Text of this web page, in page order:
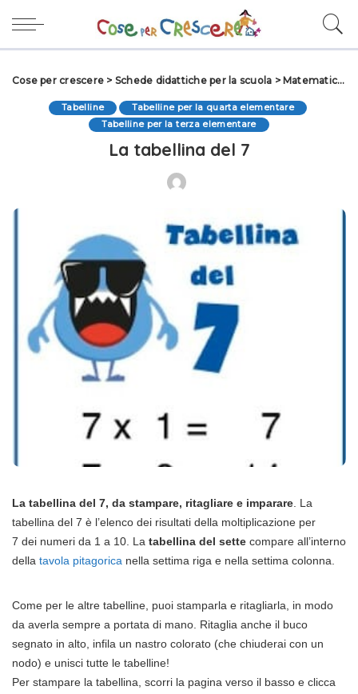
Cose per crescere > Schede didattiche per la scuola > Matematica scuola primaria
Tabelline
Tabelline per la quarta elementare
Tabelline per la terza elementare
La tabellina del 7
La tabellina del 7, da stampare, ritagliare e imparare . La
tabellina del 7 è l’elenco dei risultati della moltiplicazione per
7 dei numeri da 1 a 10. La tabellina del sette compare all’interno
della tavola pitagorica nella settima riga e nella settima colonna.
Come per le altre tabelline, puoi stamparla e ritagliarla, in modo
da averla sempre a portata di mano. Ritaglia anche il buco
segnato in alto, infila un nastro colorato (che chiuderai con un
nodo) e unisci tutte le tabelline!
Per stampare la tabellina, scorri la pagina verso il basso e clicca